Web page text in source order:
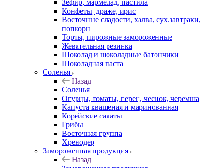
Зефир, мармелад, пастила
Конфеты, драже, ирис
Восточные сладости, халва, сух.завтраки,
попкорн
Торты, пирожные замороженные
Жевательная резинка
Шоколад и шоколадные батончики
Шоколадная паста
Соленья
Назад
Соленья
Огурцы, томаты, перец, чеснок, черемша
Капуста квашеная и маринованная
Корейские салаты
Грибы
Восточная группа
Хренодер
Замороженная продукция
Назад